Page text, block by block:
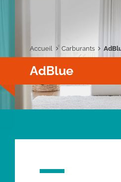
Accueil Carburants
AdBlue